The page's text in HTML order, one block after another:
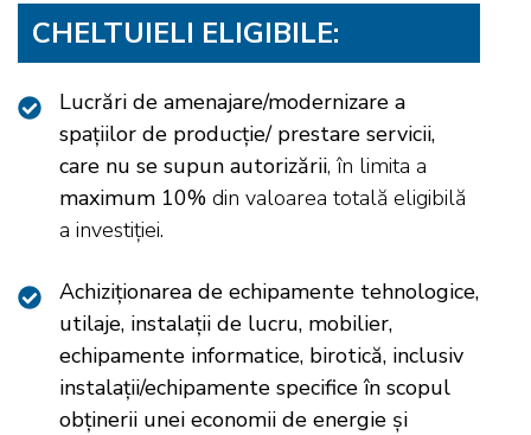
CHELTUIELI ELIGIBILE:
Lucrări de amenajare/modernizare a
spațiilor de producție/ prestare servicii,
care nu se supun autorizării, în limita a
maximum 10% din valoarea totală eligibilă
a investiției.
Achiziționarea de echipamente tehnologice,
utilaje, instalații de lucru, mobilier,
echipamente informatice, birotică, inclusiv
instalații/echipamente specifice în scopul
obținerii unei economii de energie și